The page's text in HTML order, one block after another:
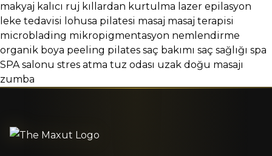
makyaj kalıcı ruj kıllardan kurtulma lazer epilasyon
leke tedavisi lohusa pilatesi masaj masaj terapisi
microblading mikropigmentasyon nemlendirme
organik boya peeling pilates saç bakımı saç sağlığı spa
SPA salonu stres atma tuz odası uzak doğu masajı
zumba